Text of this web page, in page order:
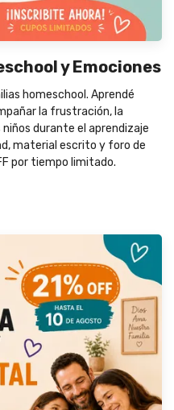
y Emociones
homeschool. Aprendé
la frustración, la
durante el aprendizaje
material escrito y foro de
por tiempo limitado.